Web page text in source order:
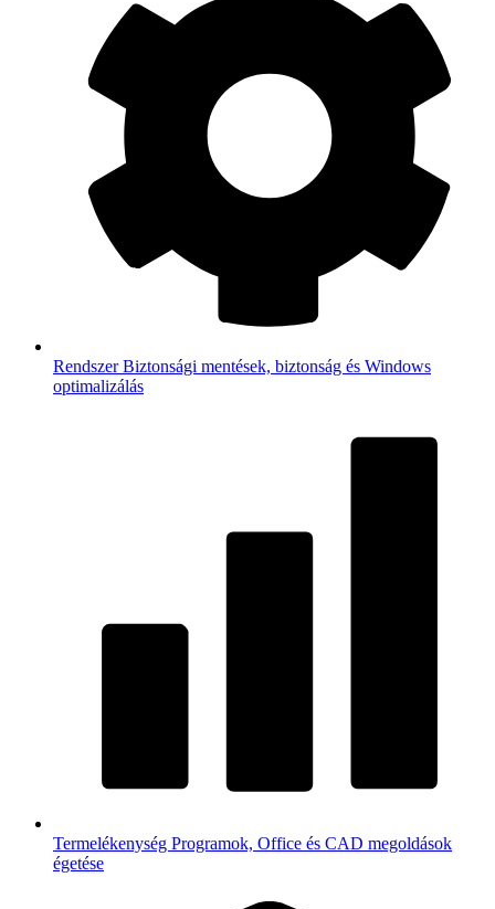
RendszerBiztonsági mentések, biztonság és Windows
optimalizálás
Termelékenység Programok, Office és CAD megoldások
égetése